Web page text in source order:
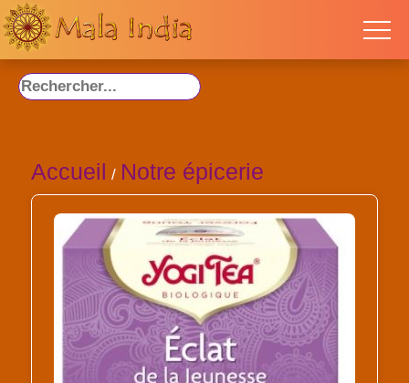
Accueil / Notre épicerie